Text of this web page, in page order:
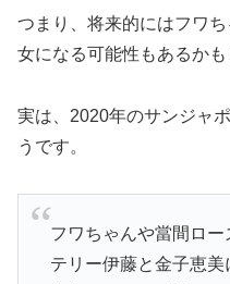
つまり、将来的にはフワ
女になる可能性もあるかも
実は、2020年のサンジャ
うです。
フワちゃんや當間ロー
テリー伊藤と金子恵美